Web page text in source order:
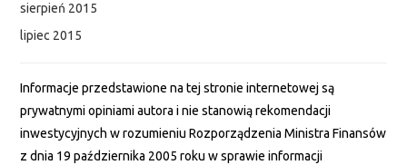
sierpień 2015
lipiec 2015
Informacje przedstawione na tej stronie internetowej są
prywatnymi opiniami autora i nie stanowią rekomendacji
inwestycyjnych w rozumieniu Rozporządzenia Ministra Finansów
z dnia 19 października 2005 roku w sprawie informacji